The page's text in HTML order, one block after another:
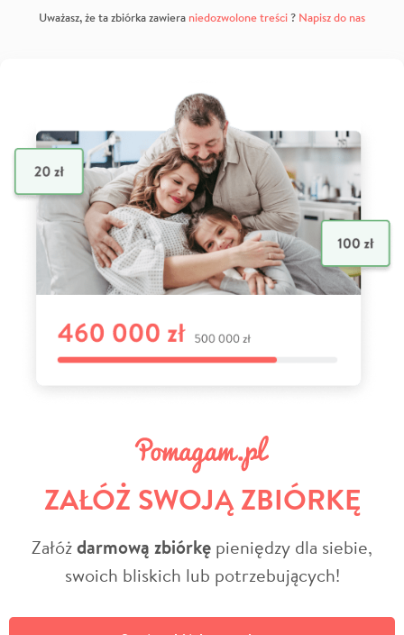
Uważasz, że ta zbiórka zawiera niedozwolone treści? Napisz do nas
ZAŁÓŻ SWOJĄ ZBIÓRKĘ
Załóżdarmową zbiórkę pieniędzy dla siebie,
swoich bliskich lub potrzebujących!